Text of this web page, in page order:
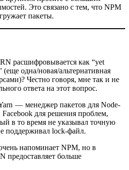
Это связано с тем, что NPM
пакеты.
расшифровывается как “yet
(еще одна/новая/альтернативная
Честно говоря, мне так и не
ответа на этот вопрос.
— менеджер пакетов для Node-
для решения проблем,
в то время не указывал точную
поддерживал lock-файл.
напоминает NPM, но в
предоставляет больше